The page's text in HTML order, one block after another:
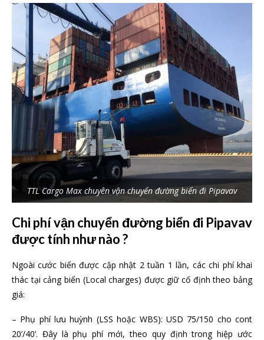
TTL Cargo Max chuyên vận chuyển đường biển đi Pipavav
Chi phí vận chuyển đường biển đi Pipavav
được tính như nào ?
Ngoài cước biển được cập nhật 2 tuần 1 lần, các chi phí khai
thác tại cảng biển (Local charges) được giữ cố định theo bảng
giá:
– Phụ phí lưu huỳnh (LSS hoặc WBS): USD 75/150 cho cont
20’/40’. Đây là phụ phí mới, theo quy định trong hiệp ước